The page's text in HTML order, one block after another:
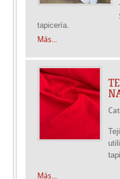
tapicería.
Más...
Más...